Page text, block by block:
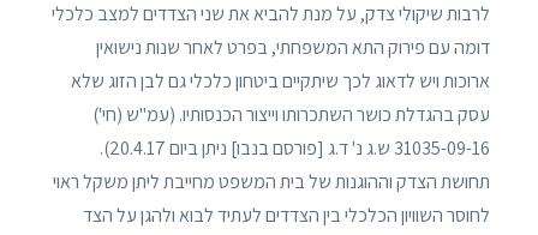
לרבות שיקולי צדק, על מנת להביא את שני הצדדים למצב כלכלי
דומה עם פירוק התא המשפחתי, בפרט לאחר שנות נישואין
ארוכות ויש לדאוג לכך שיתקיים ביטחון כלכלי גם לבן הזוג שלא
עסק בהגדלת כושר השתכרותו וייצור הכנסותיו. (עמ"ש (חי')
31035-09-16 ש.ג נ' ד.ג [פורסם בנבו] ניתן ביום 20.4.17).
תחושת הצדק וההוגנות של בית המשפט מחייבת ליתן משקל ראוי
לחוסר השוויון הכלכלי בין הצדדים לעתיד לבוא ולהגן על הצד